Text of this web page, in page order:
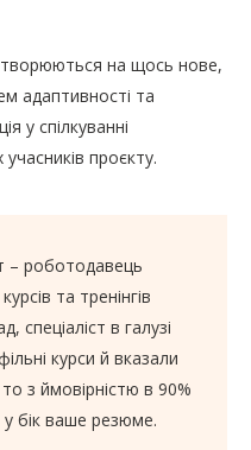
на щось нове,
адаптивності та
у спілкуванні
проєкту.
– роботодавець
та тренінгів
спеціаліст в галузі
курси й вказали
з ймовірністю в 90%
у бік ваше резюме.